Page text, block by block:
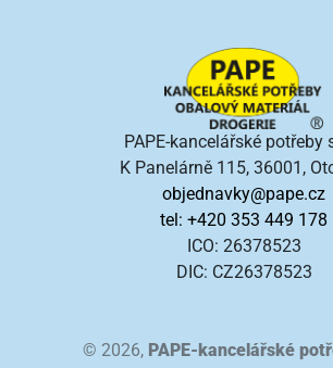
PAPE-kancelářské potřeby
K Panelárně 115, 36001,
objednavky@pape.cz
tel: +420 353 449 178
ICO: 26378523
DIC: CZ26378523
© 2026, PAPE-kancelářské